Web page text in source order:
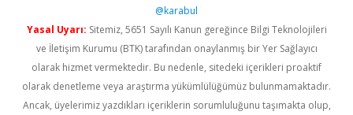
@karabul
Yasal Uyarı: Sitemiz, 5651 Sayılı Kanun gereğince Bilgi Teknolojileri
ve İletişim Kurumu (BTK) tarafından onaylanmış bir Yer Sağlayıcı
olarak hizmet vermektedir. Bu nedenle, sitedeki içerikleri proaktif
olarak denetleme veya araştırma yükümlülüğümüz bulunmamaktadır.
Ancak, üyelerimiz yazdıkları içeriklerin sorumluluğunu taşımakta olup,